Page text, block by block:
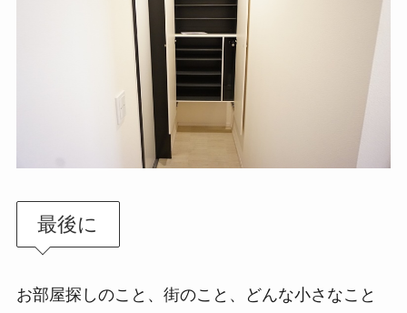
最後に
お部屋探しのこと、街のこと、どんな小さなこと